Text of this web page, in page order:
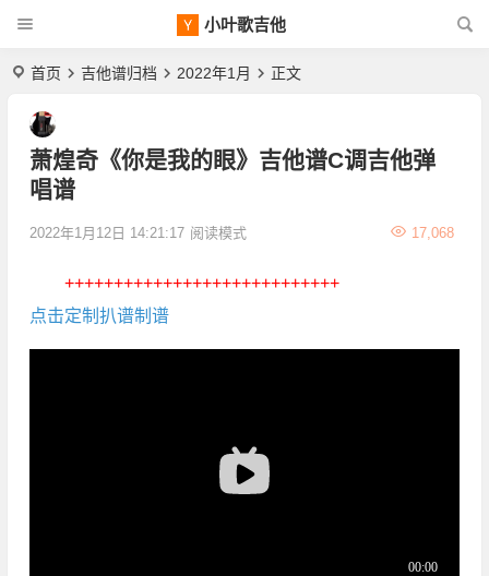
小叶歌吉他
首页 吉他谱归档 2022年1月 正文
萧煌奇《你是我的眼》吉他谱C调吉他弹
唱谱
2022年1月12日 14:21:17 17,068
阅读模式
++++++++++++++++++++++++++++
点击定制扒谱制谱